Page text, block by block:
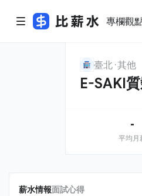
專欄觀
臺北 其他
E-SAKI
-
平均月
薪水情報面試心得